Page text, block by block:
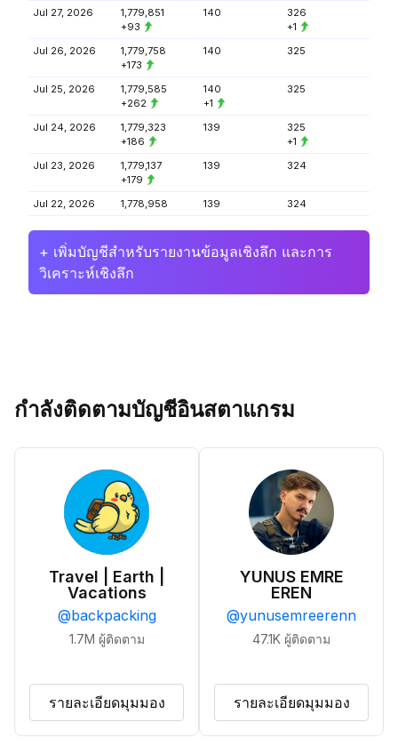
Jul 27, 2026
1,779,851
+93
140
326
+1
Jul 26, 2026
1,779,758
+173
140 325
Jul 25, 2026
1,779,585
+262
140
+1
325
Jul 24, 2026
1,779,323
+186
139
325
+1
Jul 23, 2026
1,779,137
+179
139 324
Jul 22, 2026 1,778,958 139 324
+ เพิ่มบัญชีสำหรับรายงานข้อมูลเชิงลึก และการ
วิเคราะห์เชิงลึก
กำลังติดตามบัญชีอินสตาแกรม
Travel | Earth |
Vacations
@backpacking
1.7M ผู้ติดตาม
รายละเอียดมุมมอง
YUNUS EMRE
EREN
@yunusemreerenn
47.1K ผู้ติดตาม
รายละเอียดมุมมอง